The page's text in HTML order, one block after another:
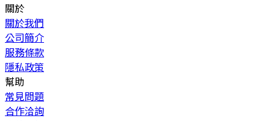
關於
關於我們
公司簡介
服務條款
隱私政策
幫助
常見問題
合作洽詢